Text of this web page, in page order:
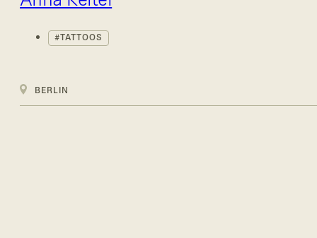
TATTOOS
BERLIN